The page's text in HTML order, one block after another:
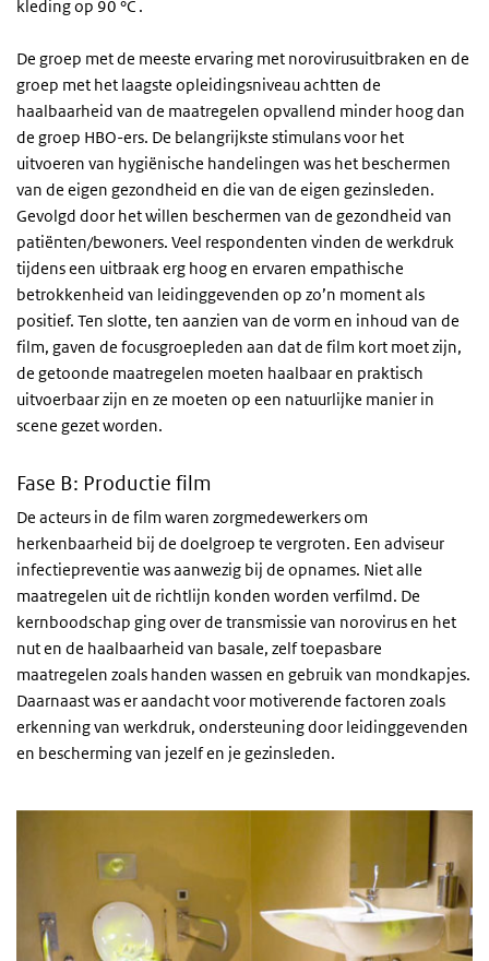
kleding op 90 °C .
De groep met de meeste ervaring met norovirusuitbraken en de
groep met het laagste opleidingsniveau achtten de
haalbaarheid van de maatregelen opvallend minder hoog dan
de groep HBO-ers. De belangrijkste stimulans voor het
uitvoeren van hygiënische handelingen was het beschermen
van de eigen gezondheid en die van de eigen gezinsleden.
Gevolgd door het willen beschermen van de gezondheid van
patiënten/bewoners. Veel respondenten vinden de werkdruk
tijdens een uitbraak erg hoog en ervaren empathische
betrokkenheid van leidinggevenden op zo’n moment als
positief. Ten slotte, ten aanzien van de vorm en inhoud van de
film, gaven de focusgroepleden aan dat de film kort moet zijn,
de getoonde maatregelen moeten haalbaar en praktisch
uitvoerbaar zijn en ze moeten op een natuurlijke manier in
scene gezet worden.
Fase B: Productie film
De acteurs in de film waren zorgmedewerkers om
herkenbaarheid bij de doelgroep te vergroten. Een adviseur
infectiepreventie was aanwezig bij de opnames. Niet alle
maatregelen uit de richtlijn konden worden verfilmd. De
kernboodschap ging over de transmissie van norovirus en het
nut en de haalbaarheid van basale, zelf toepasbare
maatregelen zoals handen wassen en gebruik van mondkapjes.
Daarnaast was er aandacht voor motiverende factoren zoals
erkenning van werkdruk, ondersteuning door leidinggevenden
en bescherming van jezelf en je gezinsleden.